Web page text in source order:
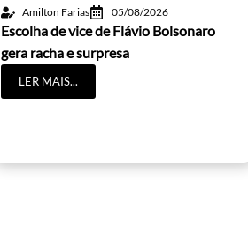
Amilton Farias 05/08/2026
Escolha de vice de Flávio Bolsonaro
gera racha e surpresa
LER MAIS...